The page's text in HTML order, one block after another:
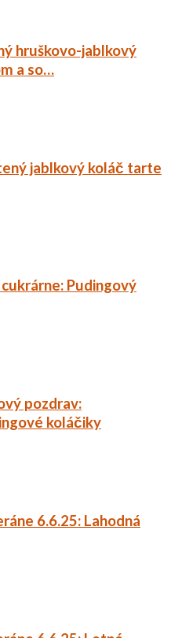
hruškovo-jablkový
a so…
jablkový koláč tarte
Pudingový
pozdrav:
koláčiky
6.6.25: Lahodná